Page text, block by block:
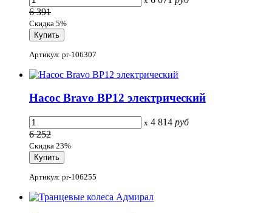
6 391
Скидка 5%
Артикул: pr-106307
Насос Bravo BP12 электрический
x 4 814 руб
6 252
Скидка 23%
Артикул: pr-106255